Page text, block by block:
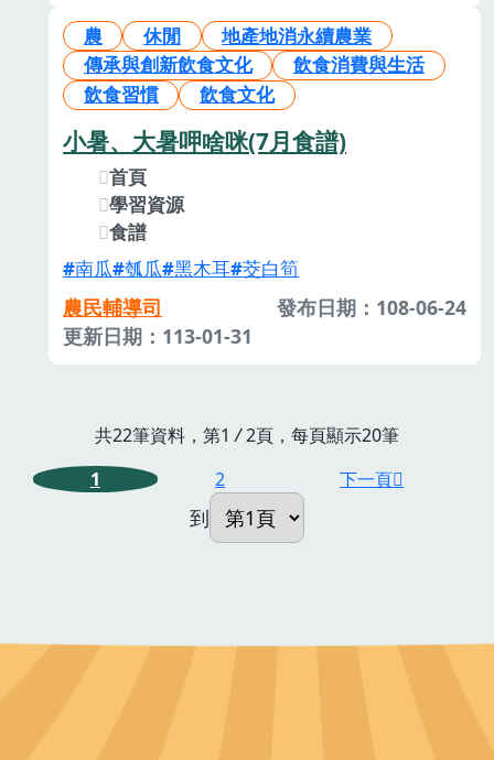
農 休閒
地產地消永續農業
傳承與創新飲食文化
飲食消費與生活
飲食習慣
飲食文化
小暑、大暑呷啥咪(7月食譜)
首頁
學習資源
食譜
南瓜 瓠瓜 黑木耳 茭白筍
農民輔導司
發布日期：108-06-24
更新日期：113-01-31
共22筆資料，第1 /2頁，每頁顯示20筆
1
2 下一頁
到